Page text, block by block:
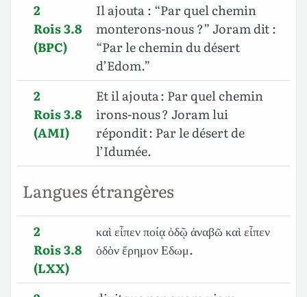
2
Rois 3.8
(BPC)
Il ajouta : “Par quel chemin
monterons-nous ?” Joram dit :
“Par le chemin du désert
d’Edom.”
2
Rois 3.8
(AMI)
Et il ajouta : Par quel chemin
irons-nous ? Joram lui
répondit : Par le désert de
l’Idumée.
Langues étrangères
2
Rois 3.8
(LXX)
καὶ εἶπεν ποίᾳ ὁδῷ ἀναβῶ καὶ εἶπεν
ὁδὸν ἔρημον Εδωμ.